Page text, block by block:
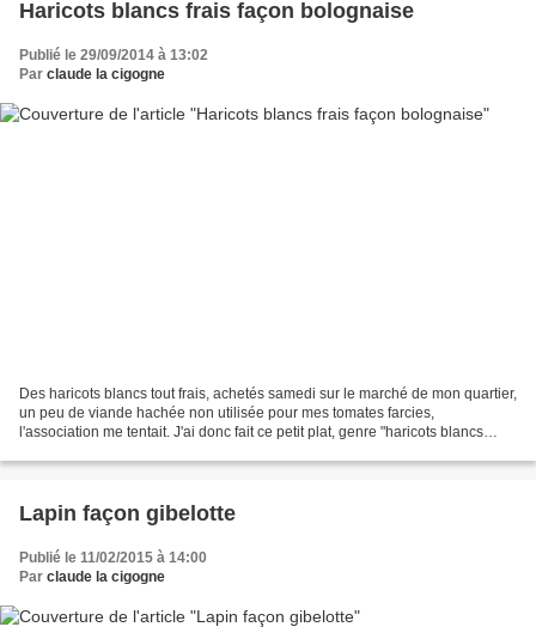
Haricots blancs frais façon bolognaise
Publié le 29/09/2014 à 13:02
Par claude la cigogne
Des haricots blancs tout frais, achetés samedi sur le marché de mon quartier,
un peu de viande hachée non utilisée pour mes tomates farcies,
l'association me tentait. J'ai donc fait ce petit plat, genre "haricots blancs
Lapin façon gibelotte
Publié le 11/02/2015 à 14:00
Par claude la cigogne